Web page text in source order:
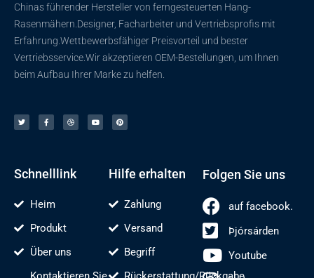
Chinas führender Hersteller von ferngesteuerten Hang-
Rasenmähern.Designer, Facharbeiter und Vertriebsprofis mit
Erfahrung.Wettbewerbsfähiger Preisvorteil und bester
Vertriebsservice.Wir akzeptieren OEM-Bestellungen, um Ihnen
beim Aufbau Ihrer Marke zu helfen.
ó
r
s
c
e
b
i
b
b
u
t
u
n
t
e
Schnelllink
Heim
Produkt
Über uns
Hilfe erhalten
Zahlung
Versand
Begriff
Folgen Sie uns
auf facebook.
Þjórsárden
Youtube